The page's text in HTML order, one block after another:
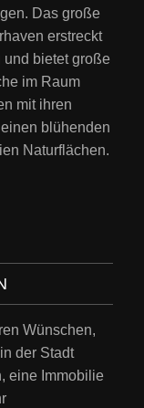
Das große
erstreckt
bietet große
im Raum
mit ihren
blühenden
Naturflächen.
Wünschen,
der Stadt
eine Immobilie